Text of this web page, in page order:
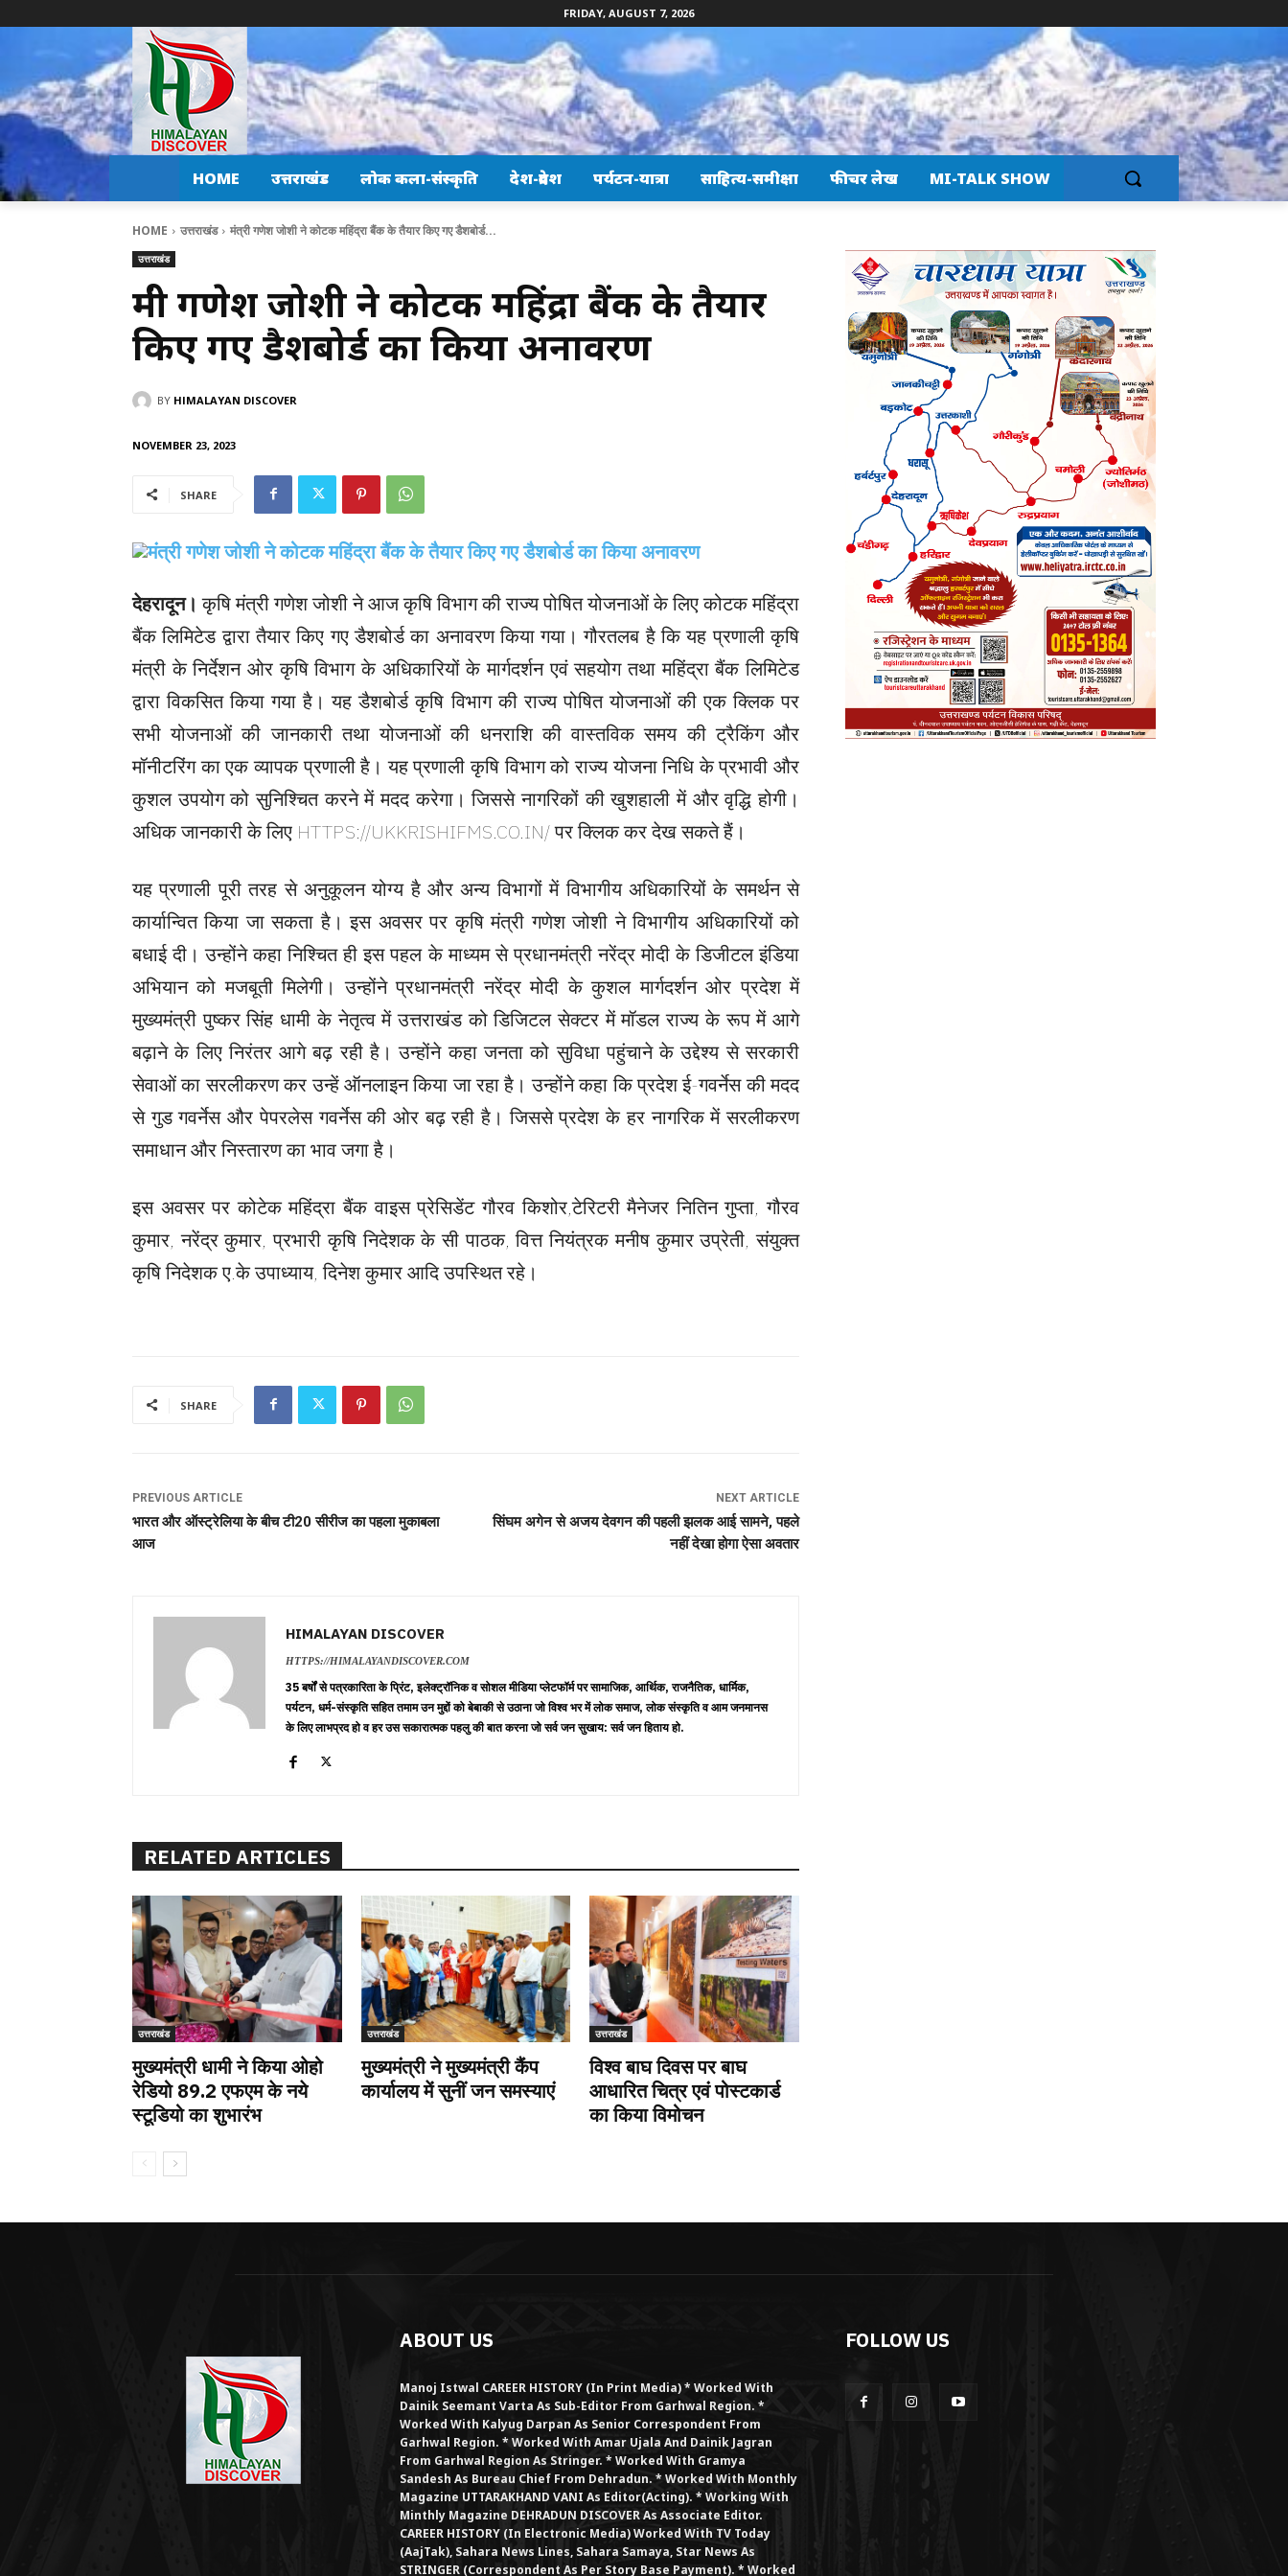
FRIDAY, AUGUST 7, 2026
HOME उत्तराखंड लोक कला-संस्कृति देश-प्रदेश पर्यटन-यात्रा साहित्य-समीक्षा फीचर लेख MI-TALK SHOW
HOME उत्तराखंड मंत्री गणेश जोशी ने कोटक महिंद्रा बैंक के तैयार किए गए डैशबोर्ड...
उत्तराखंड
मंत्री गणेश जोशी ने कोटक महिंद्रा बैंक के तैयार
किए गए डैशबोर्ड का किया अनावरण
BY HIMALAYAN DISCOVER
NOVEMBER 23, 2023
SHARE
देहरादून। कृषि मंत्री गणेश जोशी ने आज कृषि विभाग की राज्य पोषित योजनाओं के लिए कोटक महिंद्रा
बैंक लिमिटेड द्वारा तैयार किए गए डैशबोर्ड का अनावरण किया गया। गौरतलब है कि यह प्रणाली कृषि
मंत्री के निर्देशन ओर कृषि विभाग के अधिकारियों के मार्गदर्शन एवं सहयोग तथा महिंद्रा बैंक लिमिटेड
द्वारा विकसित किया गया है। यह डैशबोर्ड कृषि विभाग की राज्य पोषित योजनाओं की एक क्लिक पर
सभी योजनाओं की जानकारी तथा योजनाओं की धनराशि की वास्तविक समय की ट्रैकिंग और
मॉनीटरिंग का एक व्यापक प्रणाली है। यह प्रणाली कृषि विभाग को राज्य योजना निधि के प्रभावी और
कुशल उपयोग को सुनिश्चित करने में मदद करेगा। जिससे नागरिकों की खुशहाली में और वृद्धि होगी।
अधिक जानकारी के लिए HTTPS://UKKRISHIFMS.CO.IN/ पर क्लिक कर देख सकते हैं।
यह प्रणाली पूरी तरह से अनुकूलन योग्य है और अन्य विभागों में विभागीय अधिकारियों के समर्थन से
कार्यान्वित किया जा सकता है। इस अवसर पर कृषि मंत्री गणेश जोशी ने विभागीय अधिकारियों को
बधाई दी। उन्होंने कहा निश्चित ही इस पहल के माध्यम से प्रधानमंत्री नरेंद्र मोदी के डिजीटल इंडिया
अभियान को मजबूती मिलेगी। उन्होंने प्रधानमंत्री नरेंद्र मोदी के कुशल मार्गदर्शन ओर प्रदेश में
मुख्यमंत्री पुष्कर सिंह धामी के नेतृत्व में उत्तराखंड को डिजिटल सेक्टर में मॉडल राज्य के रूप में आगे
बढ़ाने के लिए निरंतर आगे बढ़ रही है। उन्होंने कहा जनता को सुविधा पहुंचाने के उद्देश्य से सरकारी
सेवाओं का सरलीकरण कर उन्हें ऑनलाइन किया जा रहा है। उन्होंने कहा कि प्रदेश ई-गवर्नेस की मदद
से गुड गवर्नेस और पेपरलेस गवर्नेस की ओर बढ़ रही है। जिससे प्रदेश के हर नागरिक में सरलीकरण
समाधान और निस्तारण का भाव जगा है।
इस अवसर पर कोटेक महिंद्रा बैंक वाइस प्रेसिडेंट गौरव किशोर,टेरिटरी मैनेजर नितिन गुप्ता, गौरव
कुमार, नरेंद्र कुमार, प्रभारी कृषि निदेशक के सी पाठक, वित्त नियंत्रक मनीष कुमार उप्रेती, संयुक्त
कृषि निदेशक ए.के उपाध्याय, दिनेश कुमार आदि उपस्थित रहे।
SHARE
PREVIOUS ARTICLE
भारत और ऑस्ट्रेलिया के बीच टी20 सीरीज का पहला मुकाबला
आज
NEXT ARTICLE
सिंघम अगेन से अजय देवगन की पहली झलक आई सामने, पहले
नहीं देखा होगा ऐसा अवतार
HIMALAYAN DISCOVER
HTTPS://HIMALAYANDISCOVER.COM
35 बर्षों से पत्रकारिता के प्रिंट, इलेक्ट्रॉनिक व सोशल मीडिया प्लेटफॉर्म पर सामाजिक, आर्थिक, राजनैतिक, धार्मिक,
पर्यटन, धर्म-संस्कृति सहित तमाम उन मुद्दों को बेबाकी से उठाना जो विश्व भर में लोक समाज, लोक संस्कृति व आम जनमानस
के लिए लाभप्रद हो व हर उस सकारात्मक पहलु की बात करना जो सर्व जन सुखाय: सर्व जन हिताय हो.
RELATED ARTICLES
उत्तराखंड
मुख्यमंत्री धामी ने किया ओहो
रेडियो 89.2 एफएम के नये
स्टूडियो का शुभारंभ
उत्तराखंड
मुख्यमंत्री ने मुख्यमंत्री कैंप
कार्यालय में सुनीं जन समस्याएं
उत्तराखंड
विश्व बाघ दिवस पर बाघ
आधारित चित्र एवं पोस्टकार्ड
का किया विमोचन
ABOUT US
Manoj Istwal CAREER HISTORY (in Print Media) * Worked With
Dainik Seemant Varta As Sub-Editor From Garhwal Region. *
Worked With Kalyug Darpan As Senior Correspondent From
Garhwal Region. * Worked With Amar Ujala And Dainik Jagran
From Garhwal Region As Stringer. * Worked With Gramya
Sandesh As Bureau Chief From Dehradun. * Worked With Monthly
Magazine UTTARAKHAND VANI As Editor(Acting). * Working With
Minthly Magazine DEHRADUN DISCOVER As Associate Editor.
CAREER HISTORY (in Electronic Media) Worked With TV Today
(AajTak), Sahara News Lines, Sahara Samaya, Star News As
STRINGER (Correspondent As Per Story Base Payment). * Worked
FOLLOW US